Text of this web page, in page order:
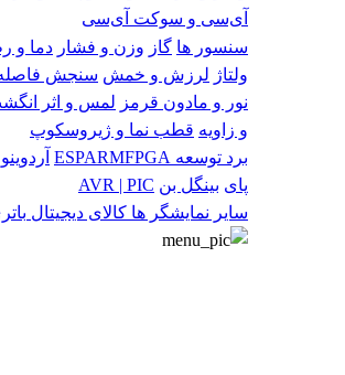
آی‌سی و سوکت آی‌سی
سنسور ها گاز وزن و فشار دما و
ولتاژ لرزش و خمش سنجش
نور و مادون قرمز لمس و اثر
و زاویه قطب نما و ژیروسکوپ
برد توسعه
ESPARMFPGA آردوینو
پای بینگل بن AVR | PIC
سایر نمایشگر ها کالای دیجیتال